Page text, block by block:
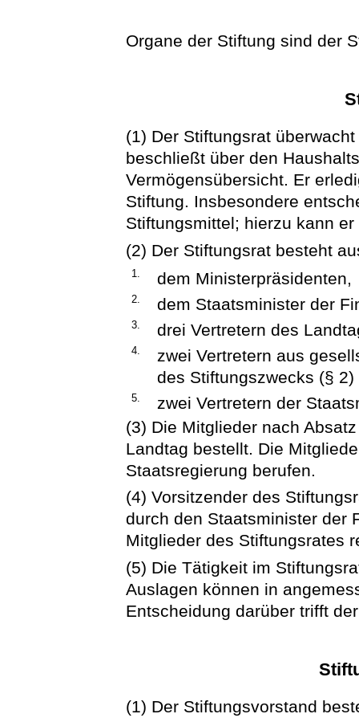
Organe der Stiftung sind der
(1) Der Stiftungsrat
beschließt über den
Vermögensübersicht. Er
Stiftung. Insbesondere
Stiftungsmittel; hierzu kann
(2) Der Stiftungsrat besteht
1. dem Ministerpräsidenten,
2. dem Staatsminister der
3. drei Vertretern des
4.
zwei Vertretern aus
des Stiftungszwecks (§
5.
zwei Vertretern der
(3) Die Mitglieder nach
Landtag bestellt. Die
Staatsregierung berufen.
(4) Vorsitzender des
durch den Staatsminister der
Mitglieder des Stiftungsrates
(5) Die Tätigkeit im
Auslagen können in
Entscheidung darüber trifft
(1) Der Stiftungsvorstand